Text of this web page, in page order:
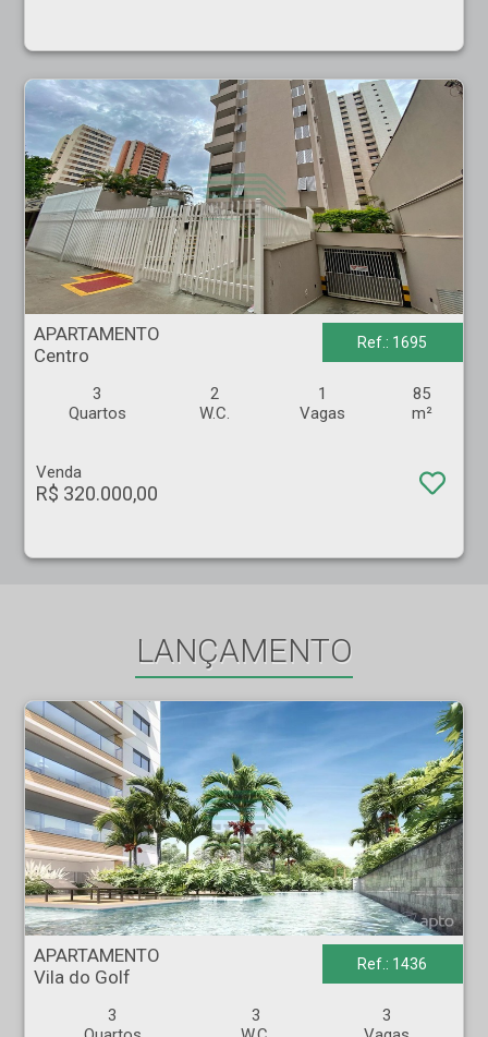
APARTAMENTO
Centro
Ref.: 1695
3
Quartos
2
W.C.
1
Vagas
85
m²
Venda
R$ 320.000,00
LANÇAMENTO
APARTAMENTO - Vila do Golf - Ribeirão Preto
APARTAMENTO
Vila do Golf
Ref.: 1436
3
3
3